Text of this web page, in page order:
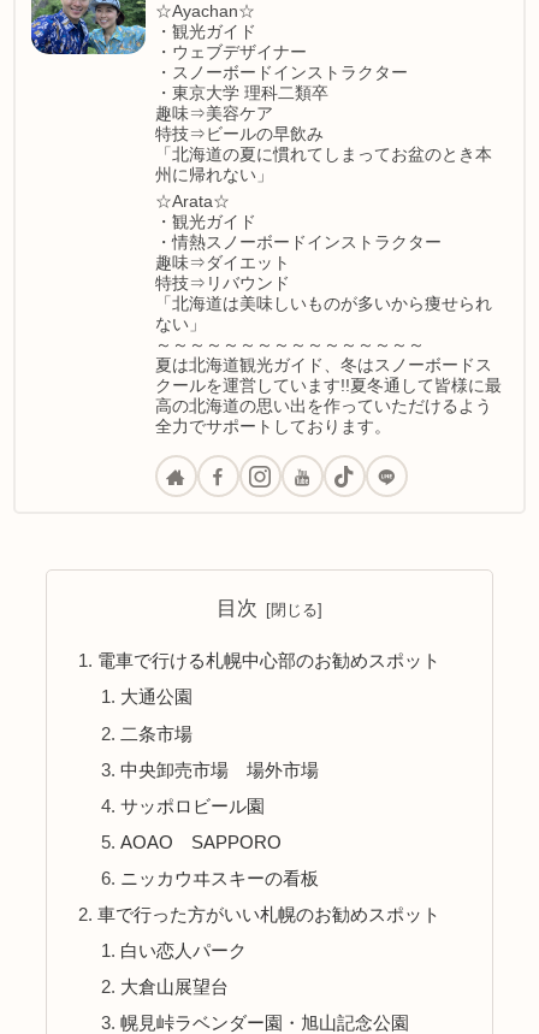
☆Ayachan☆
・観光ガイド
・ウェブデザイナー
・スノーボードインストラクター
・東京大学 理科二類卒
趣味⇒美容ケア
特技⇒ビールの早飲み
「北海道の夏に慣れてしまってお盆のとき本
州に帰れない」
☆Arata☆
・観光ガイド
・情熱スノーボードインストラクター
趣味⇒ダイエット
特技⇒リバウンド
「北海道は美味しいものが多いから痩せられ
ない」
～～～～～～～～～～～～～～～～
夏は北海道観光ガイド、冬はスノーボードス
クールを運営しています!!夏冬通して皆様に最
高の北海道の思い出を作っていただけるよう
全力でサポートしております。
目次
電車で行ける札幌中心部のお勧めスポット
大通公園
二条市場
中央卸売市場 場外市場
サッポロビール園
AOAO SAPPORO
ニッカウヰスキーの看板
車で行った方がいい札幌のお勧めスポット
白い恋人パーク
大倉山展望台
幌見峠ラベンダー園・旭山記念公園